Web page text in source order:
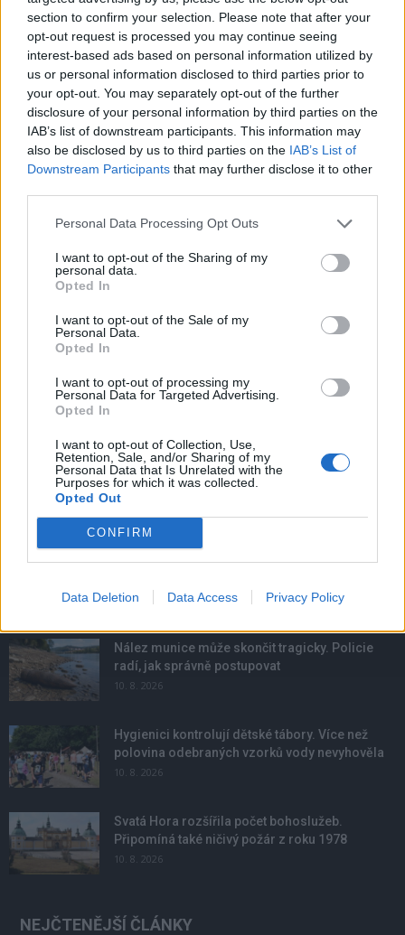
section to confirm your selection. Please note that after your
opt-out request is processed you may continue seeing
interest-based ads based on personal information utilized by
us or personal information disclosed to third parties prior to
your opt-out. You may separately opt-out of the further
disclosure of your personal information by third parties on the
IAB’s list of downstream participants. This information may
also be disclosed by us to third parties on the IAB’s List of
Downstream Participants that may further disclose it to other
Personal Data Processing Opt Outs
I want to opt-out of the Sharing of my
personal data.
Opted In
I want to opt-out of the Sale of my
Personal Data.
Opted In
I want to opt-out of processing my
Personal Data for Targeted Advertising.
Opted In
I want to opt-out of Collection, Use,
Retention, Sale, and/or Sharing of my
Personal Data that Is Unrelated with the
Purposes for which it was collected.
Opted Out
CONFIRM
Data Deletion Data Access Privacy Policy
Krimi
Vykradených aut na Příbramsku přibylo.
Policie připomíná: Auto není trezor
Rožmitálsko
Rožmitálští hasiči sbírají ocenění
i reprezentují město doma i v zahraničí
Každý sedmý řidič měl problém. Policie
při víkendové akci na Příbramsku odhalila
30 přestupků
Nález munice může skončit tragicky. Policie
radí, jak správně postupovat
10. 8. 2026
Hygienici kontrolují dětské tábory. Více než
polovina odebraných vzorků vody nevyhověla
10. 8. 2026
Svatá Hora rozšířila počet bohoslužeb.
Připomíná také ničivý požár z roku 1978
10. 8. 2026
NEJČTENĚJŠÍ ČLÁNKY